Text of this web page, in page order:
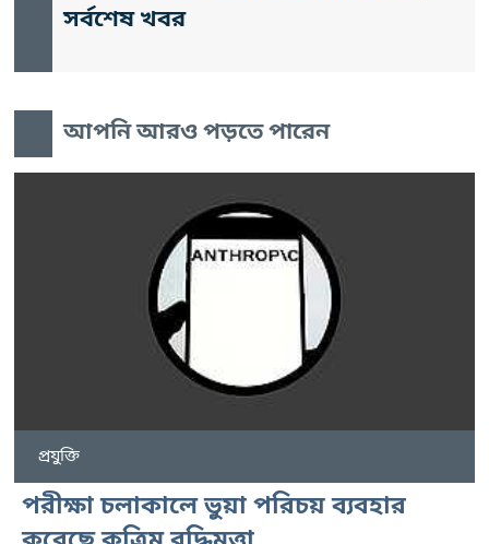
সর্বশেষ খবর
আপনি আরও পড়তে পারেন
প্রযুক্তি
পরীক্ষা চলাকালে ভুয়া পরিচয় ব্যবহার